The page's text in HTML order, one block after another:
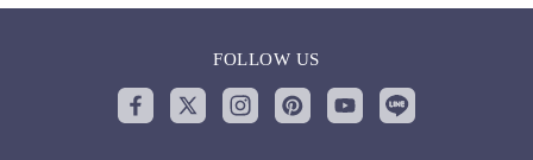
FOLLOW US